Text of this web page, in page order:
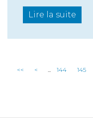
Lire la suite
<< < ... 144 145